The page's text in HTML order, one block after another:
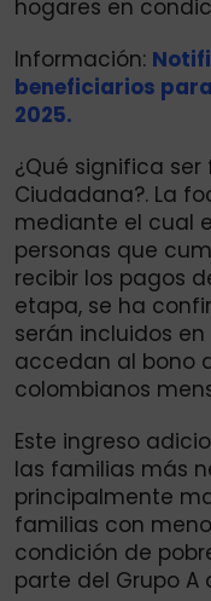
hogares en
Información:
beneficiarios
2025.
¿Qué significa
Ciudadana?. La
mediante el cual
personas que
recibir los pagos
etapa, se ha
serán incluidos
accedan al bono
colombianos
Este ingreso
las familias más
principalmente
familias con
condición de
parte del Grupo A